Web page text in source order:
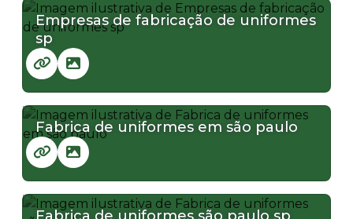
Empresas de fabricação de uniformes
sp
Fabrica de uniformes em são paulo